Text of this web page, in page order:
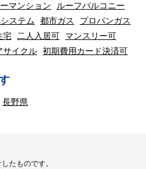
マンション
ルーフバルコニー
ステム 都市ガス
プロパンガス
宅 二人入居可
マンスリー可
サイクル 初期費用カード決済可
長野県
たものです。